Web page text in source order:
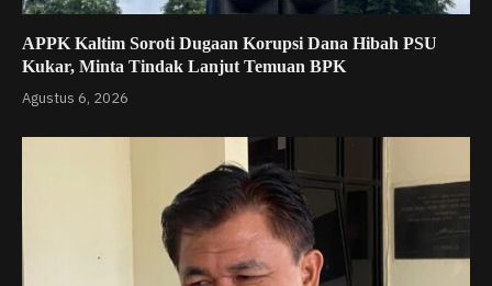
APPK Kaltim Soroti Dugaan Korupsi Dana Hibah PSU
Kukar, Minta Tindak Lanjut Temuan BPK
Agustus 6, 2026